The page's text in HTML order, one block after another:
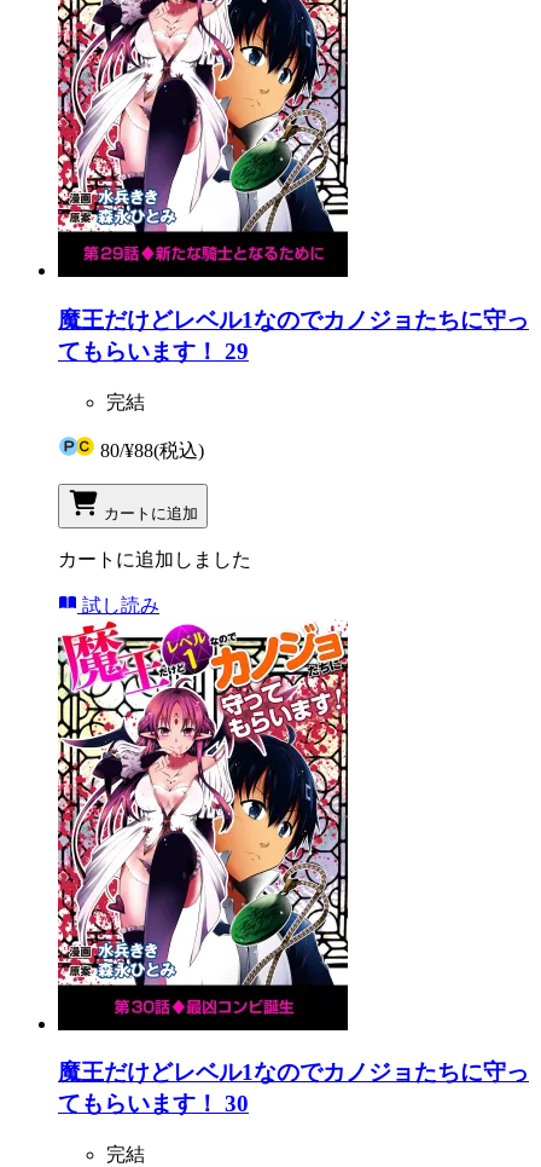
魔王だけどレベル1なのでカノジョたちに守っ
てもらいます！ 29
完結
80/¥88(税込)
カートに追加
カートに追加しました
試し読み
魔王だけどレベル1なのでカノジョたちに守っ
てもらいます！ 30
完結